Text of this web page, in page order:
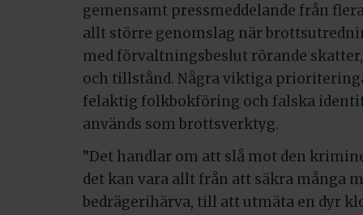
gemensamt pressmeddelande från
allt större genomslag när
med förvaltningsbeslut rörande
och tillstånd. Några viktiga
felaktig folkbokföring och falska
används som brottsverktyg.
”Det handlar om att slå mot den
det kan vara allt från att säkra många
bedrägerihärva, till att utmäta en dyr